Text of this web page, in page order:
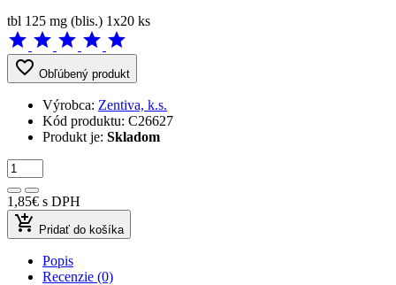
tbl 125 mg (blis.) 1x20 ks
star star star star star
favorite_border Obľúbený produkt
Výrobca: Zentiva, k.s.
Kód produktu: C26627
Produkt je: Skladom
1,85€ s DPH
add_shopping_cart Pridať do košíka
Popis
Recenzie (0)